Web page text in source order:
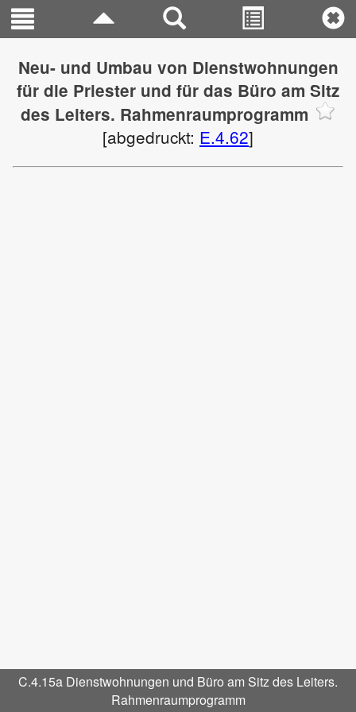
C.4.15a Dienstwohnungen und Büro am Sitz des Leiters.
Rahmenraumprogramm
Neu- und Umbau von Dienstwohnungen
für die Priester und für das Büro am Sitz
des Leiters. Rahmenraumprogramm
[abgedruckt: E.4.62]